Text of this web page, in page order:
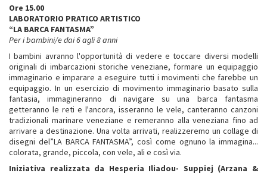
Ore 15.00
LABORATORIO PRATICO ARTISTICO
“LA BARCA FANTASMA”
Per i bambini/e dai 6 agli 8 anni
I bambini avranno l'opportunità di vedere e toccare diversi modelli
originali di imbarcazioni storiche veneziane, formare un equipaggio
immaginario e imparare a eseguire tutti i movimenti che farebbe un
equipaggio. In un esercizio di movimento immaginario basato sulla
fantasia, immagineranno di navigare su una barca fantasma
getteranno le reti e l'ancora, isseranno le vele, canteranno canzoni
tradizionali marinare veneziane e remeranno alla veneziana fino ad
arrivare a destinazione. Una volta arrivati, realizzeremo un collage di
disegni del”LA BARCA FANTASMA”, così come ognuno la immagina...
colorata, grande, piccola, con vele, ali e così via.
Iniziativa realizzata da Hesperia Iliadou- Suppiej (Arzana &